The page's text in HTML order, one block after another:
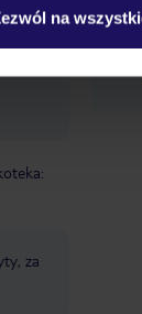
na
za